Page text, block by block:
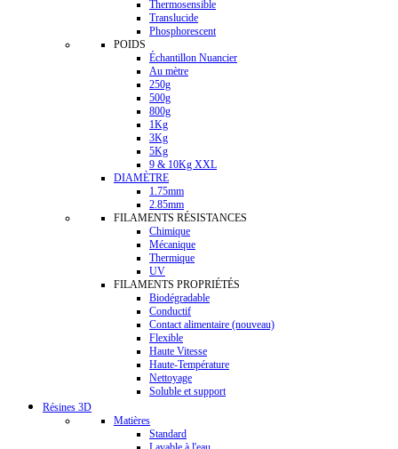
Thermosensible
Translucide
Phosphorescent
POIDS
Échantillon Nuancier
Au mètre
250g
500g
800g
1Kg
3Kg
5Kg
9 & 10Kg XXL
DIAMÈTRE
1.75mm
2.85mm
FILAMENTS RÉSISTANCES
Chimique
Mécanique
Thermique
UV
FILAMENTS PROPRIÉTÉS
Biodégradable
Conductif
Contact alimentaire (nouveau)
Flexible
Haute Vitesse
Haute-Température
Nettoyage
Soluble et support
Résines 3D
Matières
Standard